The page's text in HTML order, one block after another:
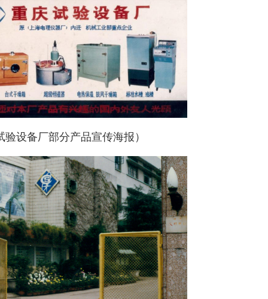
设备厂部分产品宣传海报）